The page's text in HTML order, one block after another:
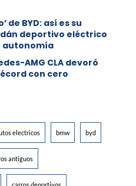
de BYD: así es su
deportivo eléctrico
autonomía
AMG CLA devoró
con cero
electricos bmw byd
antiguos